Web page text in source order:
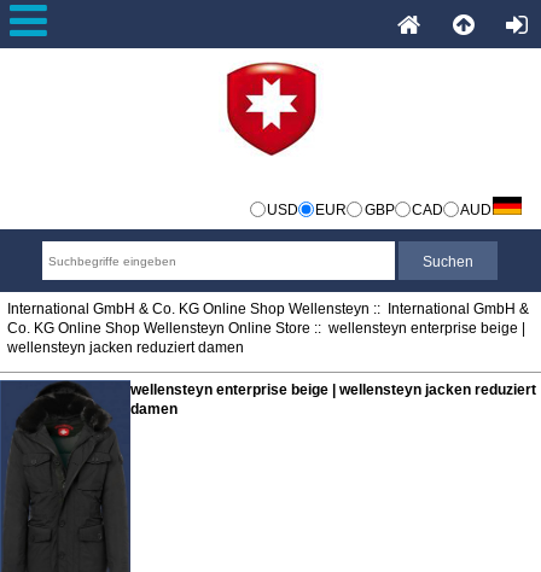
USD EUR GBP CAD AUD
International GmbH & Co. KG Online Shop Wellensteyn :: International GmbH &
Co. KG Online Shop Wellensteyn Online Store :: wellensteyn enterprise beige |
wellensteyn jacken reduziert damen
wellensteyn enterprise beige | wellensteyn jacken reduziert
damen